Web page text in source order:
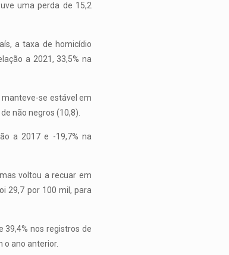
uma perda de 15,2
a taxa de homicídio
a 2021, 33,5% na
se estável em
não negros (10,8).
a 2017 e -19,7% na
voltou a recuar em
29,7 por 100 mil, para
39,4% nos registros de
o ano anterior.